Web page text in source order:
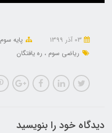
پایه سوم
ریاضی سوم
ره یافتگان
دیدگاه خود را بنویسید